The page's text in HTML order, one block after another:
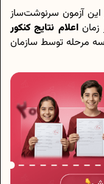
این آزمون سرنوشت‌ساز
زماناعلام نتایج کنکور
مرحله توسط سازمان